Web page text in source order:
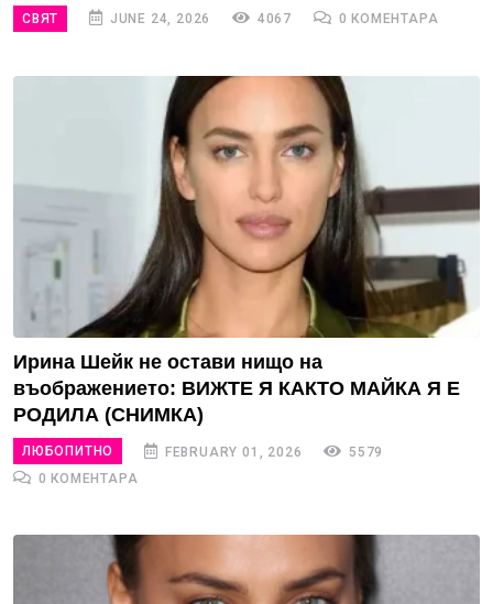
СВЯТ JUNE 24, 2026 4067 0 КОМЕНТАРА
Ирина Шейк не остави нищо на
въображението: ВИЖТЕ Я КАКТО МАЙКА Я Е
РОДИЛА (СНИМКА)
ЛЮБОПИТНО FEBRUARY 01, 2026
5579
0 КОМЕНТАРА